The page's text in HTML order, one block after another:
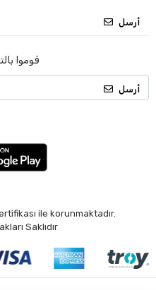
أرسل
قوموا
أرسل
ile korunmaktadır.
Saklıdır